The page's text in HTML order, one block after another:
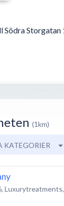
(1km)
KATEGORIER
Luxurytreatments,